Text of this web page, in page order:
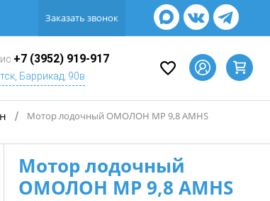
Заказать звонок
+7 (3952) 919-917
Баррикад, 90в
/ Мотор лодочный ОМОЛОН MP 9,8 AMHS
Мотор лодочный
ОМОЛОН MP 9,8 AMHS